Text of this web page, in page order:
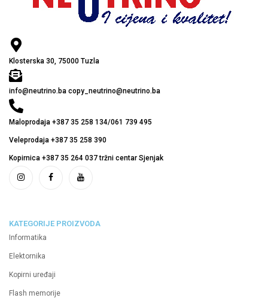
Klosterska 30, 75000 Tuzla
info@neutrino.ba copy_neutrino@neutrino.ba
Maloprodaja +387 35 258 134/061 739 495
Veleprodaja +387 35 258 390
Kopirnica +387 35 264 037 tržni centar Sjenjak
KATEGORIJE PROIZVODA
Informatika
Elektornika
Kopirni uređaji
Flash memorije